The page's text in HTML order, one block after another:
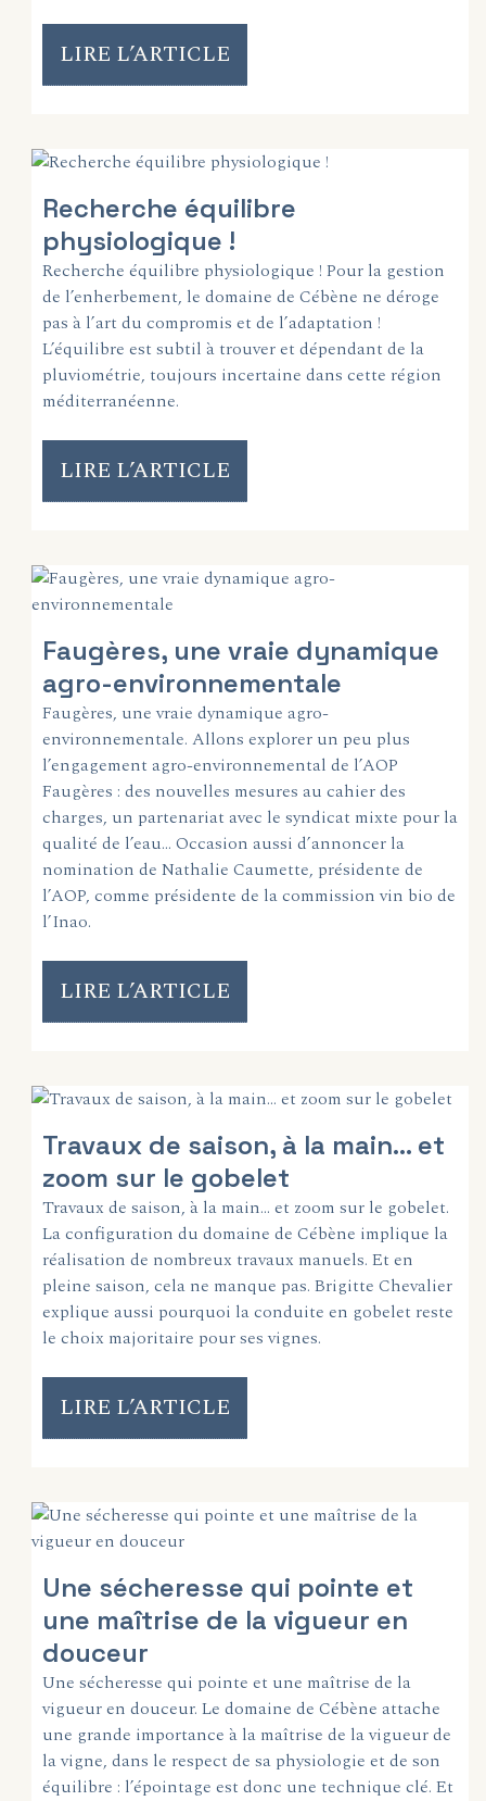
LIRE L’ARTICLE
Recherche équilibre
physiologique !
Recherche équilibre physiologique ! Pour la gestion
de l’enherbement, le domaine de Cébène ne déroge
pas à l’art du compromis et de l’adaptation !
L’équilibre est subtil à trouver et dépendant de la
pluviométrie, toujours incertaine dans cette région
méditerranéenne.
LIRE L’ARTICLE
Faugères, une vraie dynamique
agro-environnementale
Faugères, une vraie dynamique agro-
environnementale. Allons explorer un peu plus
l’engagement agro-environnemental de l’AOP
Faugères : des nouvelles mesures au cahier des
charges, un partenariat avec le syndicat mixte pour la
qualité de l’eau… Occasion aussi d’annoncer la
nomination de Nathalie Caumette, présidente de
l’AOP, comme présidente de la commission vin bio de
l’Inao.
LIRE L’ARTICLE
Travaux de saison, à la main… et
zoom sur le gobelet
Travaux de saison, à la main… et zoom sur le gobelet.
La configuration du domaine de Cébène implique la
réalisation de nombreux travaux manuels. Et en
pleine saison, cela ne manque pas. Brigitte Chevalier
explique aussi pourquoi la conduite en gobelet reste
le choix majoritaire pour ses vignes.
LIRE L’ARTICLE
Une sécheresse qui pointe et
une maîtrise de la vigueur en
douceur
Une sécheresse qui pointe et une maîtrise de la
vigueur en douceur. Le domaine de Cébène attache
une grande importance à la maîtrise de la vigueur de
la vigne, dans le respect de sa physiologie et de son
équilibre : l’épointage est donc une technique clé. Et